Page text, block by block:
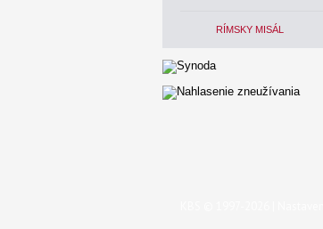
RÍMSKY MISÁL